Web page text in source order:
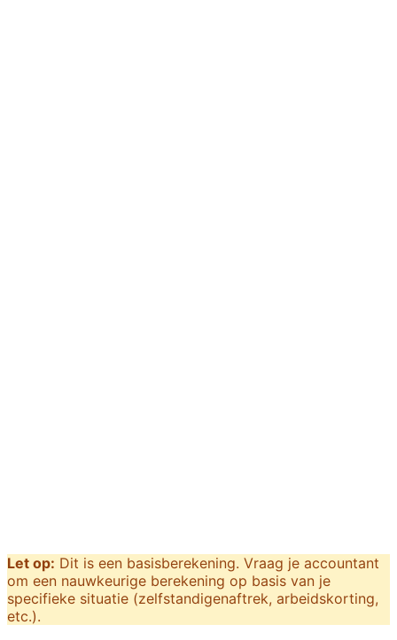
Let op: Dit is een basisberekening. Vraag je accountant
om een nauwkeurige berekening op basis van je
specifieke situatie (zelfstandigenaftrek, arbeidskorting,
etc.).